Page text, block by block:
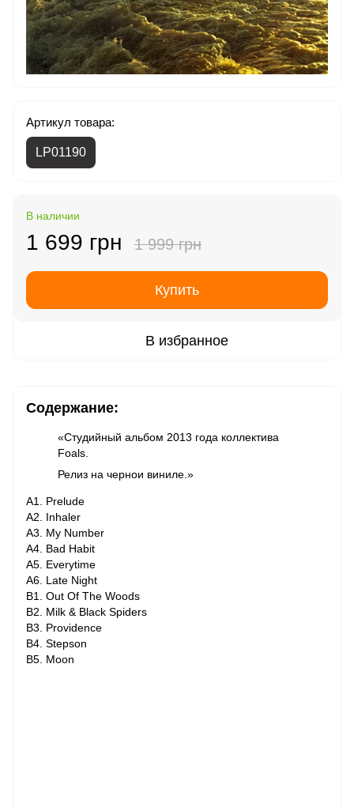
Артикул товара:
LP01190
В наличии
1 699 грн 1 999 грн
Купить
В избранное
Содержание:
«Студийный альбом 2013 года коллектива
Foals.
Релиз на чернои виниле.»
A1. Prelude
A2. Inhaler
A3. My Number
A4. Bad Habit
A5. Everytime
A6. Late Night
B1. Out Of The Woods
B2. Milk & Black Spiders
B3. Providence
B4. Stepson
B5. Moon